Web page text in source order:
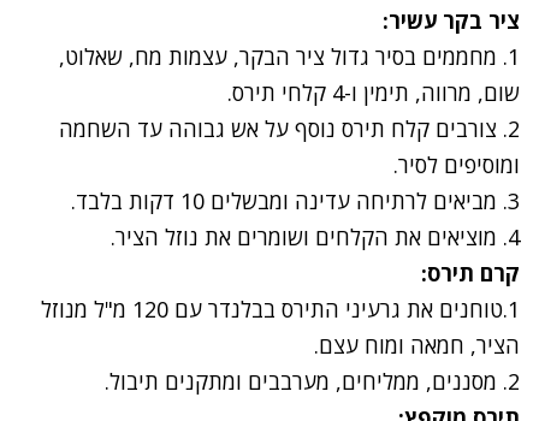
ציר בקר עשיר:
1. מחממים בסיר גדול ציר הבקר, עצמות מח, שאלוט,
שום, מרווה, תימין ו-4 קלחי תירס.
2. צורבים קלח תירס נוסף על אש גבוהה עד השחמה
ומוסיפים לסיר.
3. מביאים לרתיחה עדינה ומבשלים 10 דקות בלבד.
4. מוציאים את הקלחים ושומרים את נוזל הציר
.
קרם תירס:
1.טוחנים את גרעיני התירס בבלנדר עם 120 מ"ל מנוזל
הציר, חמאה ומוח עצם.
2. מסננים, ממליחים, מערבבים ומתקנים תיבול.